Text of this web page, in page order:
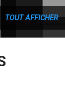
TOUT AFFICHER